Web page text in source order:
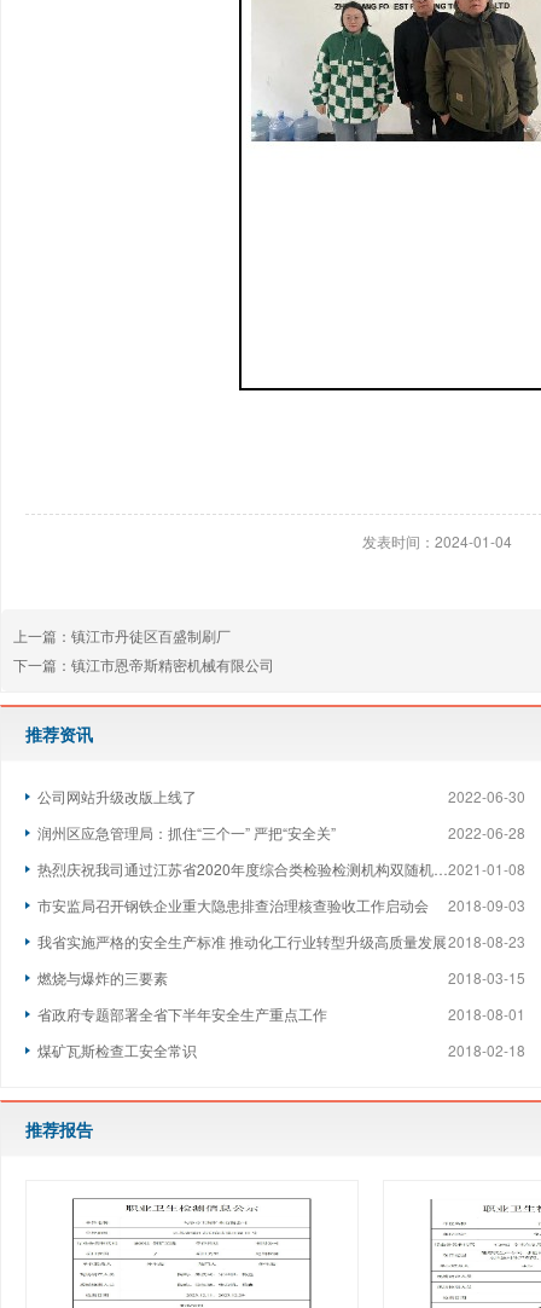
发表时间：2024-01-04
上一篇： 镇江市丹徒区百盛制刷厂
下一篇： 镇江市恩帝斯精密机械有限公司
推荐资讯
2022-06-30
公司网站升级改版上线了
2022-06-28
润州区应急管理局：抓住“三个一” 严把“安全关”
2021-01-08
热烈庆祝我司通过江苏省2020年度综合类检验检测机构双随机监督检查
2018-09-03
市安监局召开钢铁企业重大隐患排查治理核查验收工作启动会
2018-08-23
我省实施严格的安全生产标准 推动化工行业转型升级高质量发展
2018-03-15
燃烧与爆炸的三要素
2018-08-01
省政府专题部署全省下半年安全生产重点工作
2018-02-18
煤矿瓦斯检查工安全常识
推荐报告